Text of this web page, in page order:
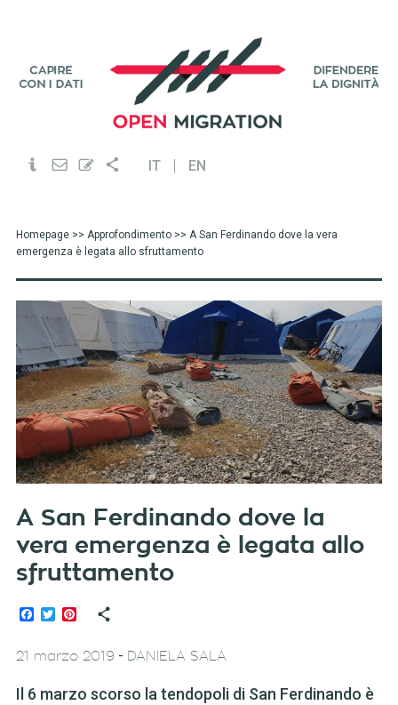
IT EN
Homepage>> Approfondimento>> A San Ferdinando dove la vera
emergenza è legata allo sfruttamento
A San Ferdinando dove la
vera emergenza è legata allo
sfruttamento
Facebook
TwitterPinterest
21 marzo 2019 - DANIELA SALA
Il 6 marzo scorso la tendopoli di San Ferdinando è